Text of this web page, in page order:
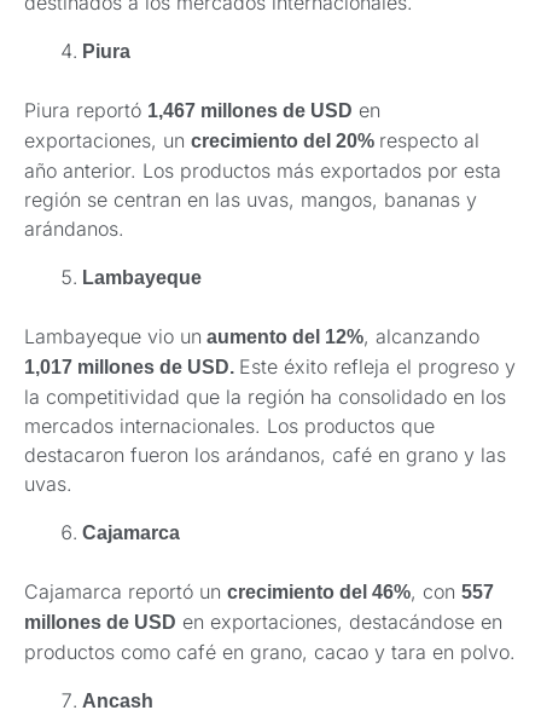
Piura
Piura reportó 1,467 millones de USD en
exportaciones, un crecimiento del 20% respecto al
año anterior. Los productos más exportados por esta
región se centran en las uvas, mangos, bananas y
arándanos.
Lambayeque
Lambayeque vio un aumento del 12%, alcanzando
1,017 millones de USD. Este éxito refleja el progreso y
la competitividad que la región ha consolidado en los
mercados internacionales. Los productos que
destacaron fueron los arándanos, café en grano y las
uvas.
Cajamarca
Cajamarca reportó un crecimiento del 46%, con 557
millones de USD en exportaciones, destacándose en
productos como café en grano, cacao y tara en polvo.
Ancash